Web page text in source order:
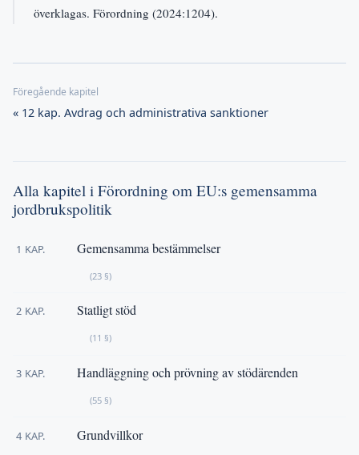
överklagas. Förordning (2024:1204).
« 12 kap. Avdrag och administrativa sanktioner
Alla kapitel i Förordning om EU:s gemensamma
jordbrukspolitik
1 KAP. Gemensamma bestämmelser
(23 §)
2 KAP. Statligt stöd
(11 §)
3 KAP. Handläggning och prövning av stödärenden
(55 §)
4 KAP. Grundvillkor